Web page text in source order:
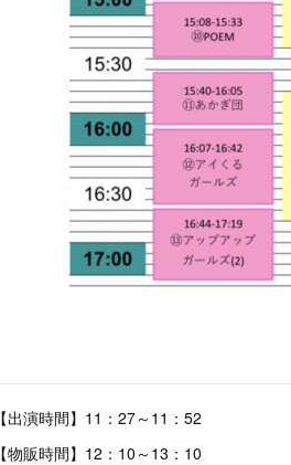
【出演時間】11：27～11：52
【物販時間】12：10～13：10